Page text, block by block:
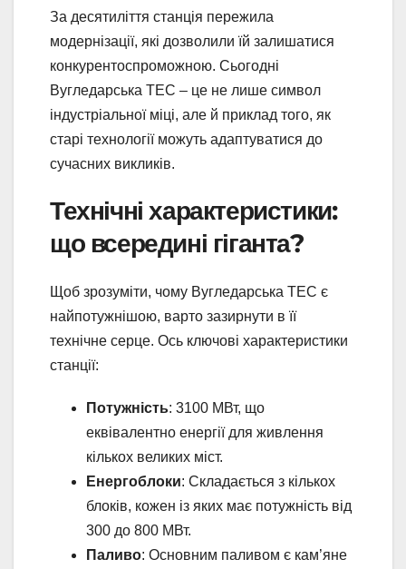
За десятиліття станція пережила
модернізації, які дозволили їй залишатися
конкурентоспроможною. Сьогодні
Вугледарська ТЕС – це не лише символ
індустріальної міці, але й приклад того, як
старі технології можуть адаптуватися до
сучасних викликів.
Технічні характеристики:
що всередині гіганта?
Щоб зрозуміти, чому Вугледарська ТЕС є
найпотужнішою, варто зазирнути в її
технічне серце. Ось ключові характеристики
станції:
Потужність: 3100 МВт, що
еквівалентно енергії для живлення
кількох великих міст.
Енергоблоки: Складається з кількох
блоків, кожен із яких має потужність від
300 до 800 МВт.
Паливо: Основним паливом є кам’яне